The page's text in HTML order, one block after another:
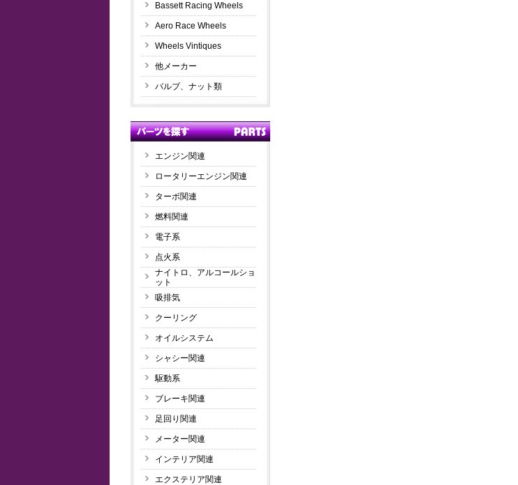
Bassett Racing Wheels
Aero Race Wheels
Wheels Vintiques
他メーカー
バルブ、ナット類
エンジン関連
ロータリーエンジン関連
ターボ関連
燃料関連
電子系
点火系
ナイトロ、アルコールショ
ット
吸排気
クーリング
オイルシステム
シャシー関連
駆動系
ブレーキ関連
足回り関連
メーター関連
インテリア関連
エクステリア関連